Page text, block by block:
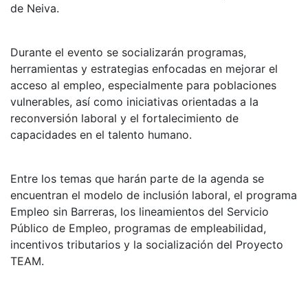
de Neiva.
Durante el evento se socializarán programas,
herramientas y estrategias enfocadas en mejorar el
acceso al empleo, especialmente para poblaciones
vulnerables, así como iniciativas orientadas a la
reconversión laboral y el fortalecimiento de
capacidades en el talento humano.
Entre los temas que harán parte de la agenda se
encuentran el modelo de inclusión laboral, el programa
Empleo sin Barreras, los lineamientos del Servicio
Público de Empleo, programas de empleabilidad,
incentivos tributarios y la socialización del Proyecto
TEAM.